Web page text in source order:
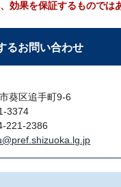
効果を保証するものでは
るお問い合わせ
葵区追手町9-6
3374
221-2386